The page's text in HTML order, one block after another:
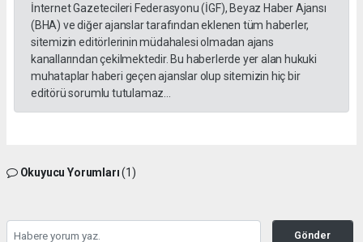
İnternet Gazetecileri Federasyonu (İGF), Beyaz Haber Ajansı
(BHA) ve diğer ajanslar tarafından eklenen tüm haberler,
sitemizin editörlerinin müdahalesi olmadan ajans
kanallarından çekilmektedir. Bu haberlerde yer alan hukuki
muhataplar haberi geçen ajanslar olup sitemizin hiç bir
editörü sorumlu tutulamaz...
Okuyucu Yorumları(1)
Gönder